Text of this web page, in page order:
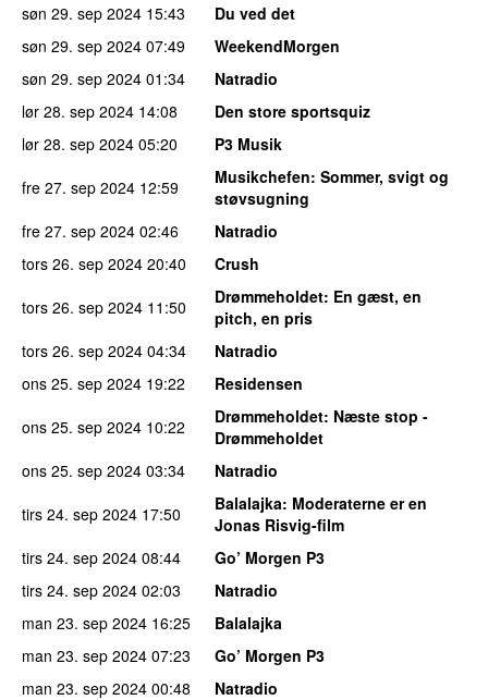
søn 29. sep 2024 15:43
Du ved det
søn 29. sep 2024 07:49
WeekendMorgen
søn 29. sep 2024 01:34
Natradio
lør 28. sep 2024 14:08
Den store sportsquiz
lør 28. sep 2024 05:20
P3 Musik
fre 27. sep 2024 12:59 Musikchefen: Sommer, svigt og
støvsugning
fre 27. sep 2024 02:46
Natradio
tors 26. sep 2024 20:40
Crush
tors 26. sep 2024 11:50 Drømmeholdet: En gæst, en
pitch, en pris
tors 26. sep 2024 04:34
Natradio
ons 25. sep 2024 19:22
Residensen
ons 25. sep 2024 10:22 Drømmeholdet: Næste stop -
Drømmeholdet
ons 25. sep 2024 03:34
Natradio
tirs 24. sep 2024 17:50 Balalajka: Moderaterne er en
Jonas Risvig-film
tirs 24. sep 2024 08:44
Go’ Morgen P3
tirs 24. sep 2024 02:03
Natradio
man 23. sep 2024 16:25
Balalajka
man 23. sep 2024 07:23
Go’ Morgen P3
man 23. sep 2024 00:48
Natradio